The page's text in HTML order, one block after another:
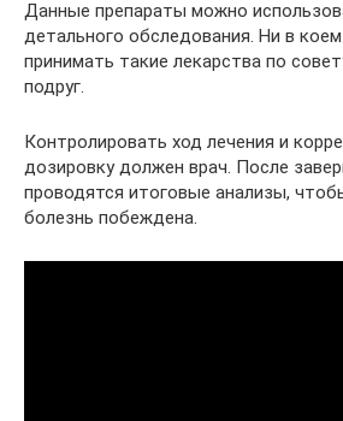
Данные препараты можно
детального обследования. Ни в
принимать такие лекарства по
подруг.
Контролировать ход лечения и
дозировку должен врач. После
проводятся итоговые анализы,
болезнь побеждена.